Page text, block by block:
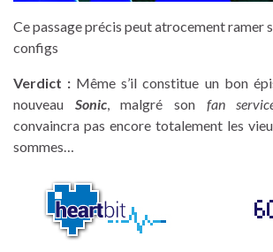
Ce passage précis peut atrocement ramer
configs
Verdict : Même s’il constitue un bon
nouveau Sonic, malgré son fan
convaincra pas encore totalement les
sommes…